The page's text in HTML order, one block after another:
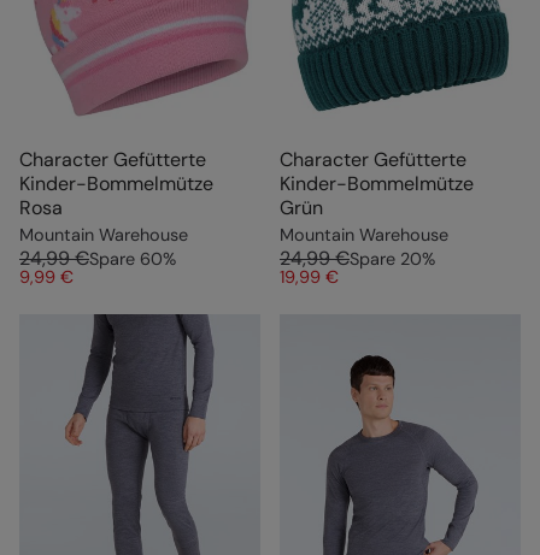
Character Gefütterte
Kinder-Bommelmütze
Rosa
Mountain Warehouse
24,99 €Spare 60%
9,99 €
Character Gefütterte
Kinder-Bommelmütze
Grün
Mountain Warehouse
24,99 €Spare 20%
19,99 €